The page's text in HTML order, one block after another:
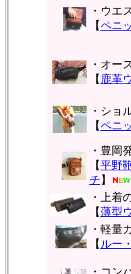
・ウエ
【ペニ
・オー
【 鹿革
・ショ
【ペニ
・豊岡
【平野
チ 】
・上着
【薄型
・軽量
【 ルー
・コン